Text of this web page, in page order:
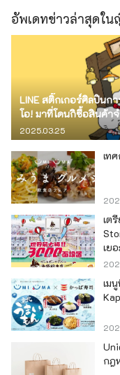
อัพเดทข่าวล่าสุดใ
LINE สติ๊กเกอร์ศิลปินก
โอ! มาที่โดนกิซื้อสินค้า
2025.03.25
เท
เต
เย
เม
กฎ